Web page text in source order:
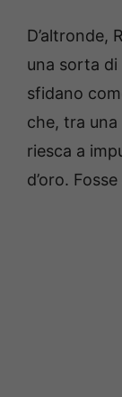
D’altronde,
una sorta
sfidano
che, tra
riesca a
d’oro.